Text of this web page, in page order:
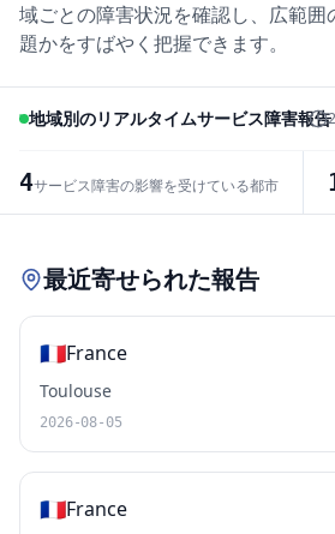
域ごとの障害状況を確認し、広範囲
題かをすばやく把握できます。
地域別のリアルタイムサービス障害報告
4サービス障害の影響を受けている都市
最近寄せられた報告
🇫🇷France
Toulouse
2026-08-05
🇫🇷France